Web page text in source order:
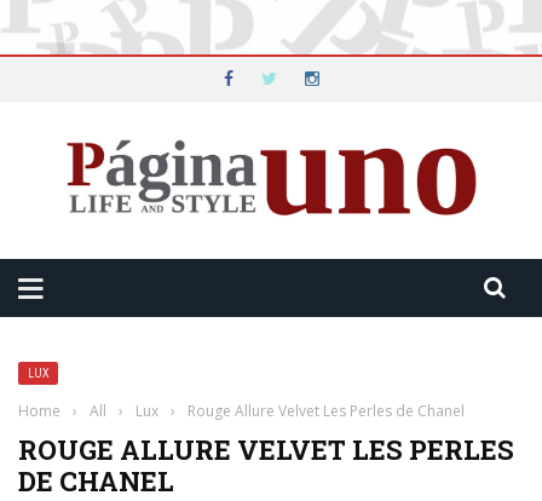
LUX
Home › All › Lux › Rouge Allure Velvet Les Perles de Chanel
ROUGE ALLURE VELVET LES PERLES
DE CHANEL